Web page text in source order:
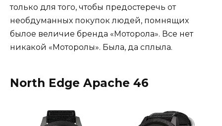
только для того, чтобы предостеречь от
необдуманных покупок людей, помнящих
былое величие бренда «Моторола». Все нет
никакой «Моторолы». Была, да сплыла.
North Edge Apache 46